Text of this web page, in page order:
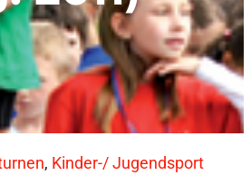
, Kinder-/ Jugendsport